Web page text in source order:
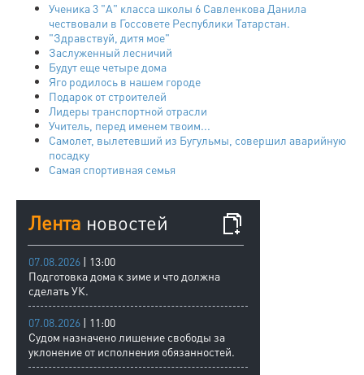
Ученика 3 "А" класса школы 6 Савленкова Данила
чествовали в Госсовете Республики Татарстан.
"Здравствуй, дитя мое"
Заслуженный лесничий
Будут еще четыре дома
Яго родилось в нашем городе
Подарок от строителей
Лидеры транспортной отрасли
Учитель, перед именем твоим...
Самолет, вылетевший из Бугульмы, совершил аварийную
посадку
Самая спортивная семья
Лента новостей
07.08.2026 | 13:00
Подготовка дома к зиме и что должна
сделать УК.
07.08.2026 | 11:00
Судом назначено лишение свободы за
уклонение от исполнения обязанностей.